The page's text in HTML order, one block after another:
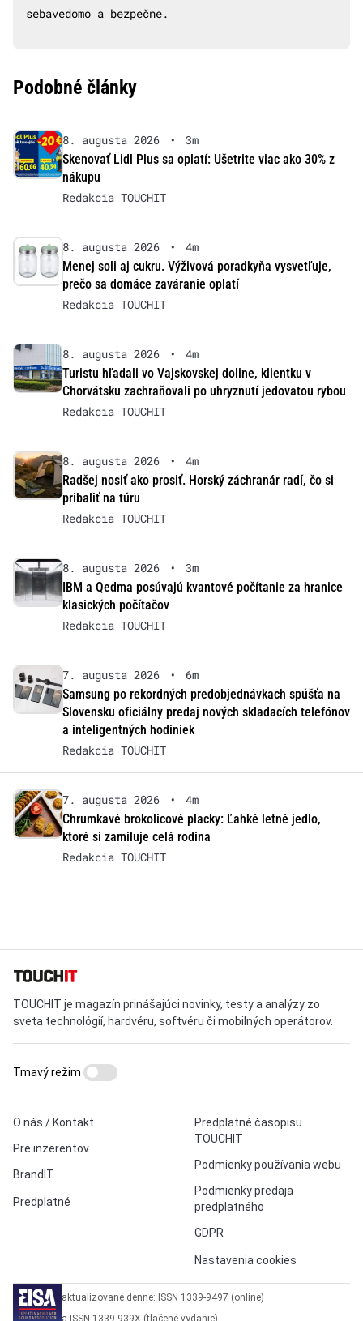
sebavedomo a bezpečne.
Podobné články
8. augusta 2026 •
3m
Skenovať Lidl Plus sa oplatí: Ušetrite viac ako 30% z
nákupu
Redakcia TOUCHIT
8. augusta 2026 •
4m
Menej soli aj cukru. Výživová poradkyňa vysvetľuje,
prečo sa domáce zaváranie oplatí
Redakcia TOUCHIT
8. augusta 2026 •
4m
Turistu hľadali vo Vajskovskej doline, klientku v
Chorvátsku zachraňovali po uhryznutí jedovatou rybou
Redakcia TOUCHIT
8. augusta 2026 •
4m
Radšej nosiť ako prosiť. Horský záchranár radí, čo si
pribaliť na túru
Redakcia TOUCHIT
8. augusta 2026 •
3m
IBM a Qedma posúvajú kvantové počítanie za hranice
klasických počítačov
Redakcia TOUCHIT
7. augusta 2026 •
6m
Samsung po rekordných predobjednávkach spúšťa na
Slovensku oficiálny predaj nových skladacích telefónov
a inteligentných hodiniek
Redakcia TOUCHIT
7. augusta 2026 •
4m
Chrumkavé brokolicové placky: Ľahké letné jedlo,
ktoré si zamiluje celá rodina
Redakcia TOUCHIT
TOUCHIT je magazín prinášajúci novinky, testy a analýzy zo
sveta technológií, hardvéru, softvéru či mobilných operátorov.
O nás / Kontakt
Pre inzerentov
BrandIT
Predplatné
Predplatné časopisu
TOUCHIT
Podmienky používania webu
Podmienky predaja
predplatného
GDPR
Nastavenia cookies
Tmavý režim
aktualizované denne: ISSN 1339-9497 (online)